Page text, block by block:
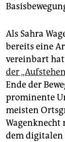
Als Sahra
bereits eine
vereinbart
der
Ende der
prominente
meisten
Wagenknecht
dem